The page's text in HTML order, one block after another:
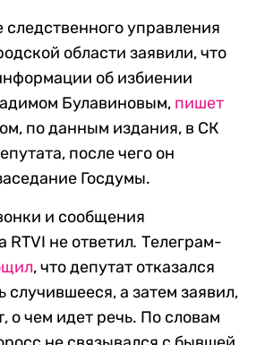
управления
области заявили, что
об избиении
Булавиновым, пишет
по данным издания, в СК
после чего он
Госдумы.
и сообщения
RTVI не ответил. Телеграм-
, что депутат отказался
случившееся, а затем заявил,
о чем идет речь. По словам